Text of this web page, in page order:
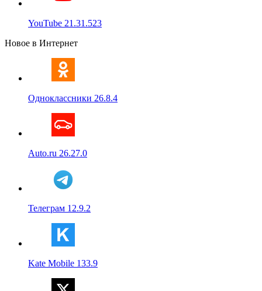
YouTube 21.31.523
Новое в Интернет
Одноклассники 26.8.4
Auto.ru 26.27.0
Телеграм 12.9.2
Kate Mobile 133.9